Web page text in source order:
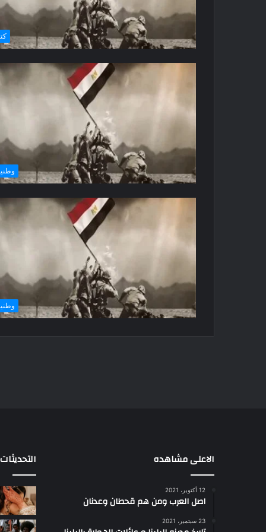
الاعلى مشاهده
12 أكتوبر، 2021
اصل العرب ومن هم قحطان وعدنان
23 سبتمبر، 2021
التحديثات
عبدالله
بطولات